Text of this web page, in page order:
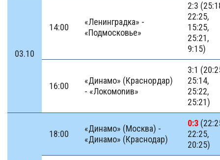
03.10
14:00
«Ленинградка» -
«Подмосковье»
2:3
22:25,
15:25,
25:21,
9:15)
16:00
«Динамо» (Краснордар)
- «Локомоnив»
3:1
25:14,
25:22,
25:21)
18:00
«Динамо» (Москва) -
«Динамо» (Краснодар)
0:3
22:25,
20:25)